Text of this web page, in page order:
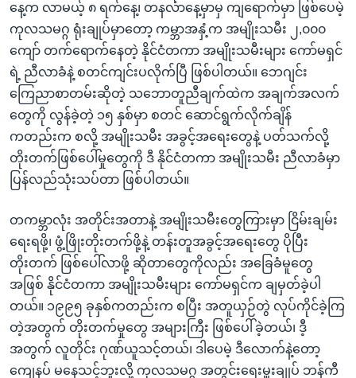
နေရာ
ကျော်
နေ့က လာမယ့် ၈ ရက်နေ့၊ တနင်္လာနေ့မှာမှ ကျရောက်မှာ ဖြစ်ပေမဲ့
ကုလသမဂ္ဂ ရုံးချုပ်မှာတော့ ကမ္ဘာအနှံ့က အမျိုးသမီး ၂,၀၀၀
ကျော် တက်ရောက်နေတဲ့ နိုင်ငံတကာ အမျိုးသမီးများ ကော်မရှင်
ရဲ့ ညီလာခံနဲ့ စတင်ကျင်းပလိုက်ပြီ ဖြစ်ပါတယ်။ ဘေဂျင်း
ကြေညာစာတမ်းဆိုတဲ့ သဘောတူညီချက်ထဲက အချက်အလက်
တွေကို လွန်ခဲ့တဲ့ ၁၅ နှစ်မှာ စတင် ဆောင်ရွက်လိုက်ချိန်
ကတည်းက စလို့ အမျိုးသမီး အခွင့်အရေးတွေနဲ့ ပတ်သက်လို့
တိုးတက်ဖြစ်ပေါ်မှုတွေကို ဒီ နိုင်ငံတကာ အမျိုးသမီး ညီလာခံမှာ
ပြန်လည်သုံးသပ်တာ ဖြစ်ပါတယ်။
တကမ္ဘာလုံး အတိုင်းအတာနဲ့ အမျိုးသမီးတွေကြားမှာ ငြိမ်းချမ်း
ရေးရဖို့၊ ဖွံ့ဖြိုးတိုးတက်ဖို့နဲ့ တန်းတူအခွင့်အရေးတွေ ပိုပြီး
တိုးတက် ဖြစ်ပေါ်လာဖို့ ဆိုတာတွေကိုလည်း အခြေခံမူတွေ
အဖြစ် နိုင်ငံတကာ အမျိုးသမီးများ ကော်မရှင်က ချမှတ်ခဲ့ပါ
တယ်။ ၁၉၉၅ ခုနှစ်ကတည်းက စပြီး အတူယှဉ်တွဲ လုပ်ကိုင်ခဲ့ကြ
တဲ့အတွက် တိုးတက်မှုတွေ အများကြီး ဖြစ်ပေါ်ခဲ့တယ်၊ ဒီ့
အတွက် လူတိုင်း ဂုဏ်ယူသင့်တယ်၊ ဒါပေမဲ့ ဒီလောက်နဲ့တော့
ကျေနပ် မနေသင့်ဘူးလို့ ကုလသမဂ္ဂ အတွင်းရေးမှူးချုပ် ဘန်ကီ